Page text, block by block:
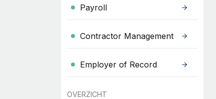
Payroll
Contractor Management
Employer of Record
OVERZICHT